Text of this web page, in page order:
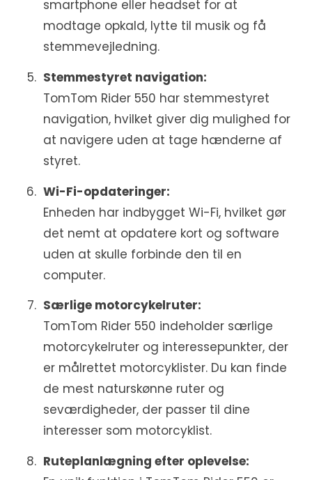
smartphone eller headset for at
modtage opkald, lytte til musik og få
stemmevejledning.
Stemmestyret navigation:
TomTom Rider 550 har stemmestyret
navigation, hvilket giver dig mulighed for
at navigere uden at tage hænderne af
styret.
Wi-Fi-opdateringer:
Enheden har indbygget Wi-Fi, hvilket gør
det nemt at opdatere kort og software
uden at skulle forbinde den til en
computer.
Særlige motorcykelruter:
TomTom Rider 550 indeholder særlige
motorcykelruter og interessepunkter, der
er målrettet motorcyklister. Du kan finde
de mest naturskønne ruter og
seværdigheder, der passer til dine
interesser som motorcyklist.
Ruteplanlægning efter oplevelse: